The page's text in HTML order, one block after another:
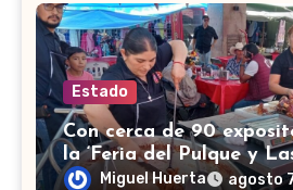
Estado
Con cerca de 90
la ‘Feria del Pulque y
2026’ en Doctor Mora
Miguel Huerta agosto